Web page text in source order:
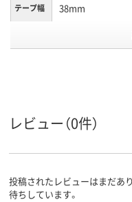
テープ幅 38mm
手で切れる、油性
ーカー可、重ね貼
アスクル
商品環境
20
レビュー（0件）
投稿されたレビューはまだあ
待ちしています。